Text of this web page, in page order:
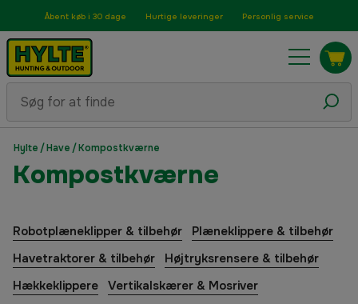
Åbent køb i 30 dage Hurtige leveringer Personlig service
Hylte /Have /Kompostkværne
Kompostkværne
Robotplæneklipper & tilbehør
Plæneklippere & tilbehør
Havetraktorer & tilbehør
Højtryksrensere & tilbehør
Hækkeklippere Vertikalskærer & Mosriver